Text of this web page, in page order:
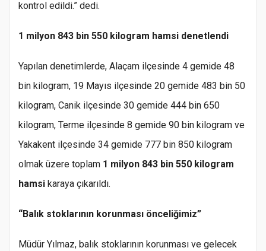
kontrol edildi.” dedi.
1 milyon 843 bin 550 kilogram hamsi denetlendi
Yapılan denetimlerde, Alaçam ilçesinde 4 gemide 48
bin kilogram, 19 Mayıs ilçesinde 20 gemide 483 bin 50
kilogram, Canik ilçesinde 30 gemide 444 bin 650
kilogram, Terme ilçesinde 8 gemide 90 bin kilogram ve
Yakakent ilçesinde 34 gemide 777 bin 850 kilogram
olmak üzere toplam 1 milyon 843 bin 550 kilogram
hamsi karaya çıkarıldı.
“Balık stoklarının korunması önceliğimiz”
Müdür Yılmaz, balık stoklarının korunması ve gelecek